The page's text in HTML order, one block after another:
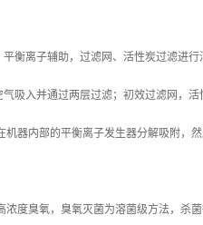
衡离子辅助，过滤网、活性炭过滤进行
吸入并通过两层过滤；初效过滤网，
器内部的平衡离子发生器分解吸附，
度臭氧，臭氧灭菌为溶菌级方法，杀